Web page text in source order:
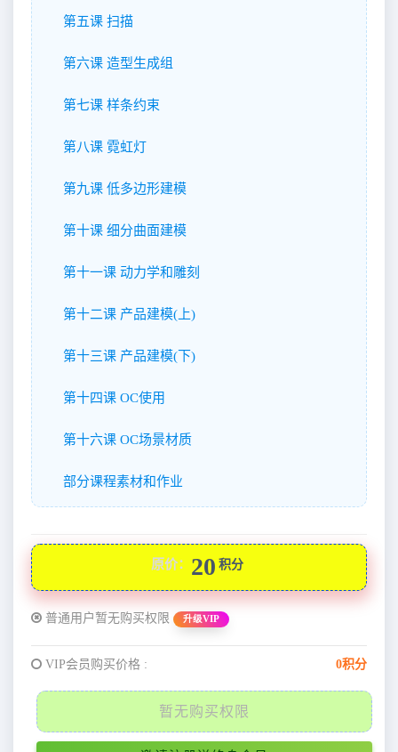
第五课 扫描
第六课 造型生成组
第七课 样条约束
第八课 霓虹灯
第九课 低多边形建模
第十课 细分曲面建模
第十一课 动力学和雕刻
第十二课 产品建模(上)
第十三课 产品建模(下)
第十四课 OC使用
第十六课 OC场景材质
部分课程素材和作业
原价： 20 积分
普通用户暂无购买权限 升级VIP
VIP会员购买价格 : 0积分
暂无购买权限